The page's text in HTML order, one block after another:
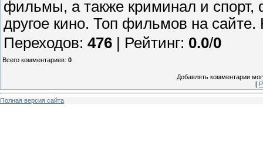
фильмы, а также криминал и
другое кино. Топ фильмов на
Переходов: 476 | Рейтинг: 0.0/0
Всего комментариев: 0
Добавлять комментарии
[
Полная версия сайта